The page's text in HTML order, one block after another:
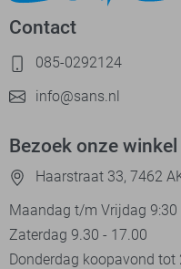
Contact
085-0292124
info@sans.nl
Bezoek onze winkel
Haarstraat 33, 7462
Maandag t/m Vrijdag 9:30
Zaterdag 9.30 - 17.00
Donderdag koopavond tot